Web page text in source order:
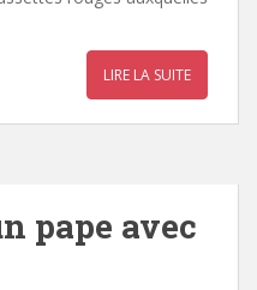
LIRE LA SUITE
pape avec